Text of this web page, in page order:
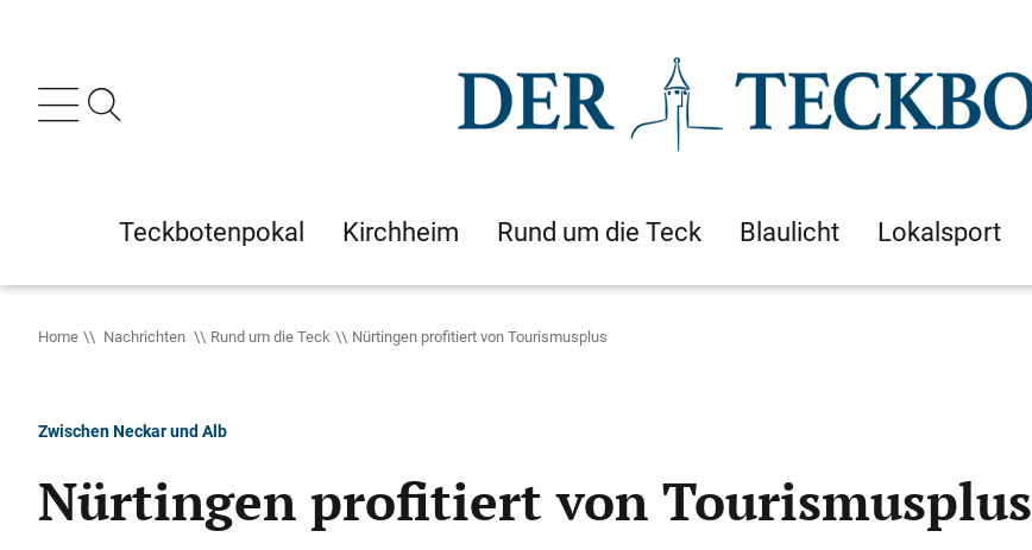
Teckbotenpokal Kirchheim Rund um die Teck Blaulicht Lokalsport
Home Nachrichten Rund um die Teck Nürtingen profitiert von Tourismusplus
Zwischen Neckar und Alb
Nürtingen profitiert von Tourismusplus